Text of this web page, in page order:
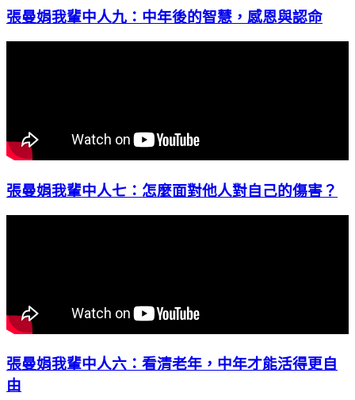
張曼娟我輩中人九：中年後的智慧，感恩與認命
張曼娟我輩中人七：怎麼面對他人對自己的傷害？
張曼娟我輩中人六：看清老年，中年才能活得更自
由